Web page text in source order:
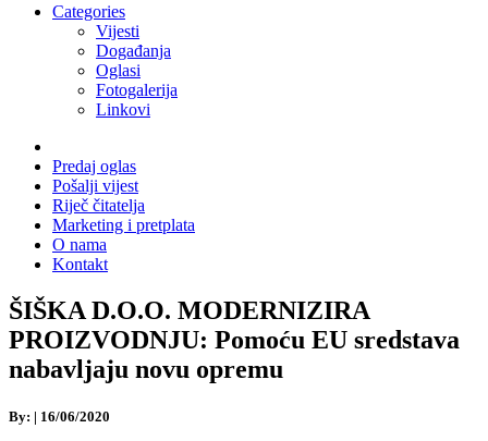
Categories
Vijesti
Događanja
Oglasi
Fotogalerija
Linkovi
Predaj oglas
Pošalji vijest
Riječ čitatelja
Marketing i pretplata
O nama
Kontakt
ŠIŠKA D.O.O. MODERNIZIRA
PROIZVODNJU: Pomoću EU sredstava
nabavljaju novu opremu
By: | 16/06/2020